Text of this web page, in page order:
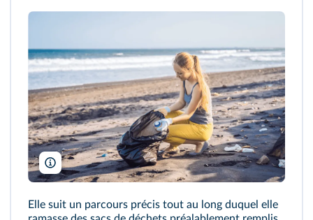
Elizaveta Galitckaia/Shutterstock
Elle suit un parcours précis tout au long duquel elle